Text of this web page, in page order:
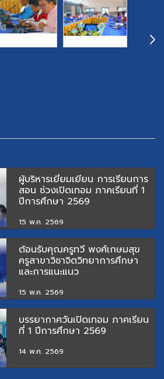
ผู้บริหารเยี่ยมเยียน การเรียนการ
สอน ช่วงเปิดเทอม ภาคเรียนที่ 1
ปีการศึกษา 2569
15 พ.ค. 2569
ต้อนรับคุณครูทวี พงศ์เกษมสุข
ครูสาขาวิชาจิตวิทยาการศึกษา
และการแนะแนว
15 พ.ค. 2569
บรรยากาศวันเปิดเทอม ภาคเรียน
ที่ 1 ปีการศึกษา 2569
14 พ.ค. 2569